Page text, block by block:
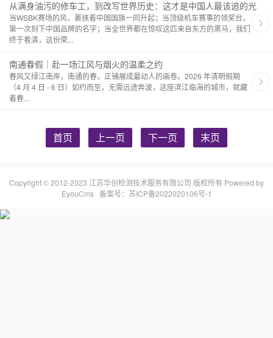
从满身油污的修车工，到改写世界历史：这才是中国人最该追的光
当WSBK赛场的风，裹挟着中国国旗一同升起；当顶级机车赛事的领奖台，
第一次刻下中国品牌的名字；当全世界都在惊叹这匹来自东方的黑马，我们
终于看清，这份荣...
南通春假｜赴一场江风与烟火的温柔之约
春风又绿江南岸，南通的春，正铺展成最动人的画卷。2026 年清明假期
（4 月 4 日 - 6 日）如约而至，无需远途奔波，这座滨江临海的城市，就藏
着春...
首页 上一页 下一页 末页
Copyright © 2012-2023 江苏华创检测技术服务有限公司 版权所有 Powered by
EyouCms备案号： 苏ICP备2022020106号-1